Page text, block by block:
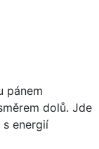
pánem
dolů. Jde
energií